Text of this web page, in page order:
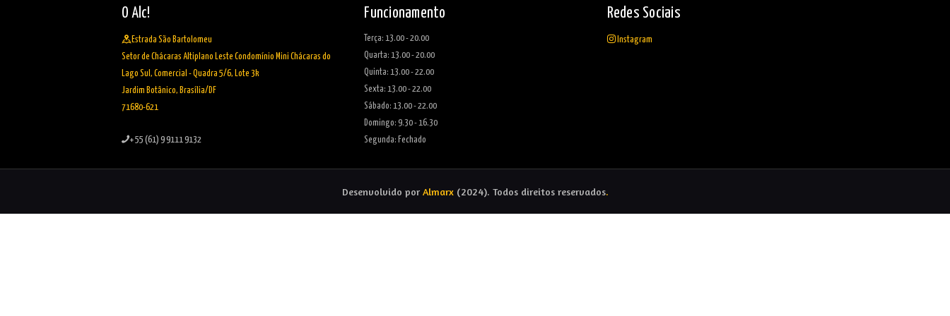
O Alc!
Estrada São Bartolomeu
Setor de Chácaras Altiplano Leste Condomínio Mini Chácaras do
Lago Sul, Comercial - Quadra 5/6, Lote 3k
Jardim Botânico, Brasília/DF
71680-621
+ 55 (61) 9 9111 9132
Funcionamento
Terça: 13.00 - 20.00
Quarta: 13.00 - 20.00
Quinta: 13.00 - 22.00
Sexta: 13.00 - 22.00
Sábado: 13.00 - 22.00
Domingo: 9.30 - 16.30
Segunda: Fechado
Redes Sociais
Instagram
Desenvolvido por Almarx(2024). Todos direitos reservados.